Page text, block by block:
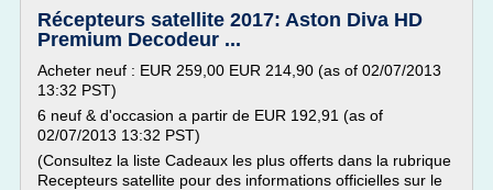
Récepteurs satellite 2017: Aston Diva HD
Premium Decodeur ...
Acheter neuf : EUR 259,00 EUR 214,90 (as of 02/07/2013
13:32 PST)
6 neuf & d'occasion a partir de EUR 192,91 (as of
02/07/2013 13:32 PST)
(Consultez la liste Cadeaux les plus offerts dans la rubrique
Recepteurs satellite pour des informations officielles sur le